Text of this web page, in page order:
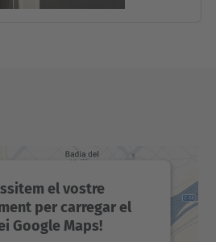
el vostre
per carregar el
Google Maps!